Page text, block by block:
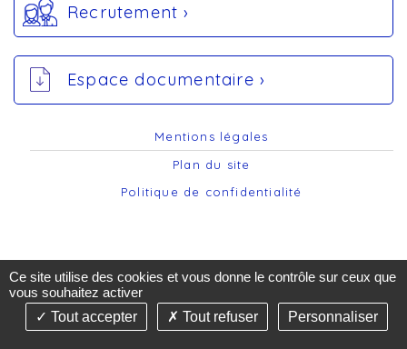
Recrutement ›
Espace documentaire ›
Mentions légales
Plan du site
Politique de confidentialité
©2019-26 AST74 - Tous droits réservés - Création &
Ce site utilise des cookies et vous donne le contrôle sur ceux que
vous souhaitez activer
Tout accepter
Tout refuser Personnaliser